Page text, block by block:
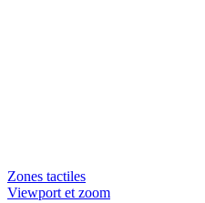
Zones tactiles
Viewport et zoom